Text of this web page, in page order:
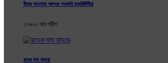
বীমার আওতায় আসছে সরকারি চাকরিজীবীরা
১৭৯২২ বার পঠিত
রডের দাম বাড়ছে